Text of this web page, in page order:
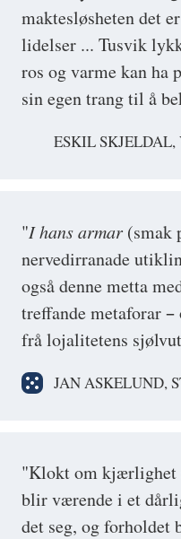
maktesløsheten det
lidelser ... Tusvik
ros og varme kan ha
sin egen trang til å
ESKIL
"I hans armar (smak
nervedirranade
også denne metta
treffande metaforar–
frå lojalitetens
JAN ASKELUND,
"Klokt om kjærlighet
blir værende i et
det seg, og